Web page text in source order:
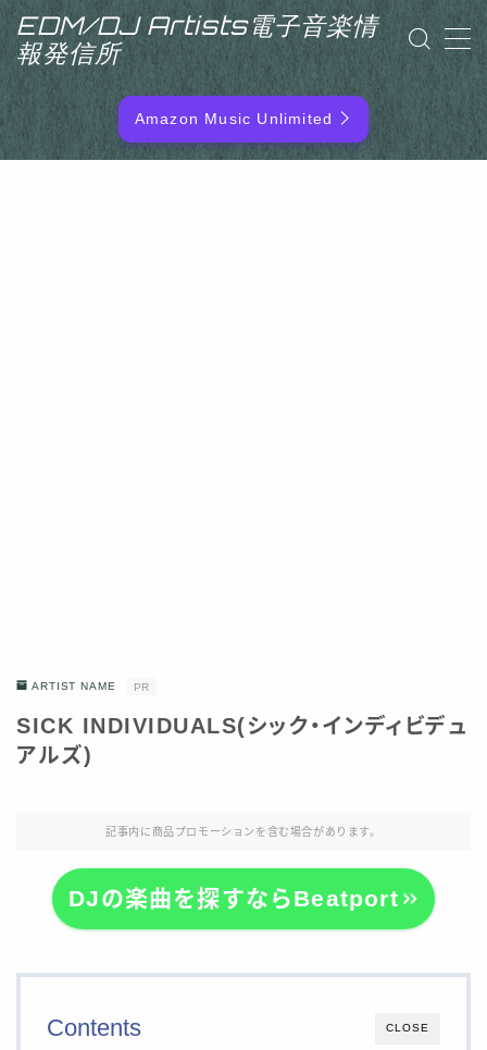
EDM/DJ Artists電子音楽情
報発信所
MENU
EDM/DJ/PD ARTIST
Amazon Music Unlimited
ARTIST NAME PR
SICK INDIVIDUALS(シック・インディビデュ
アルズ)
記事内に商品プロモーションを含む場合があります。
DJの楽曲を探すならBeatport
CLOSE
Contents